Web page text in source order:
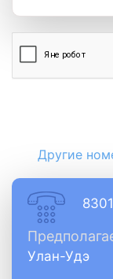
Другие
Улан-Удэ